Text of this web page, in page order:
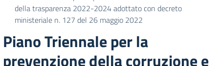
della trasparenza 2022-2024 adottato con decreto
ministeriale n. 127 del 26 maggio 2022
Piano Triennale per la
prevenzione della corruzione e